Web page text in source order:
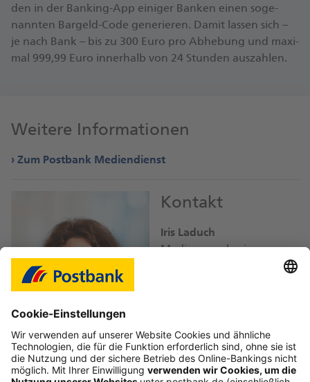
den in der Ban­king-App ei­ni­ger Ban­ken ei­nen so­ge­
nann­ten Bar­geld-Code ge­ne­rie­ren. Da­mit las­sen si­ch –
je nach Ban­k – bis zu 300 Eu­ro pro Ab­he­bung und ma­xi­
mal 999,99 Eu­ro in­ner­halb von 24 Stun­den aus­zah­len.
Weitere Informationen
Zum Postbank Mediendienst
Kontakt
Iris Laduch
Mediensprecherin